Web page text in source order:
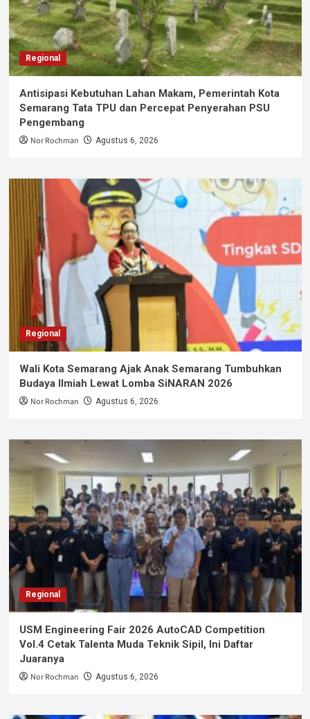
Regional
Antisipasi Kebutuhan Lahan Makam, Pemerintah Kota
Semarang Tata TPU dan Percepat Penyerahan PSU
Pengembang
Nor Rochman Agustus 6, 2026
Regional
Wali Kota Semarang Ajak Anak Semarang Tumbuhkan
Budaya Ilmiah Lewat Lomba SiNARAN 2026
Nor Rochman Agustus 6, 2026
Regional
USM Engineering Fair 2026 AutoCAD Competition
Vol.4 Cetak Talenta Muda Teknik Sipil, Ini Daftar
Juaranya
Nor Rochman Agustus 6, 2026